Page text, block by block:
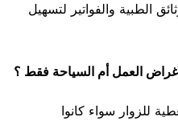
الطبية والفواتير لتسهيل
العمل أم السياحة فقط ؟
للزوار سواء كانوا